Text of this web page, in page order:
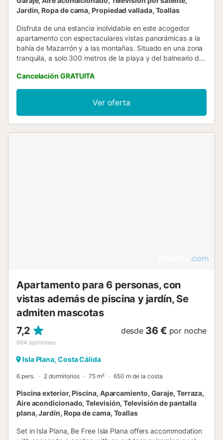
Jardín, Ropa de cama, Propiedad vallada, Toallas
Disfruta de una estancia inolvidable en este acogedor
apartamento con espectaculares vistas panorámicas a la
bahía de Mazarrón y a las montañas. Situado en una zona
tranquila, a solo 300 metros de la playa y del balneario de
confort, naturaleza y acceso a múltiples actividades. El
apartamento dispone de una amplia terraza, salón-cocina,
dos habitaciones, un cuarto de baño y una plaza de
parking cubierta. El mobiliario es totalmente nuevo y ha
sido cuidadosamente seleccionado para proporcionar el
Cancelación GRATUITA
Ver oferta
Apartamento para 6 personas, con
vistas además de piscina y jardín, Se
admiten mascotas
7,2
664 opiniones
desde 36 € por noche
Isla Plana, Costa Cálida
6 pers. 2 dormitorios 75 m² 650 m de la costa
Piscina exterior, Piscina, Aparcamiento, Garaje, Terraza,
Aire acondicionado, Televisión, Televisión de pantalla
plana, Jardín, Ropa de cama, Toallas
Set in Isla Plana, Be Free Isla Plana offers accommodation